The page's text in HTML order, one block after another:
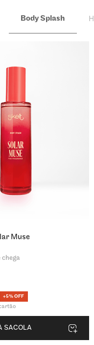
Body Splash
Muse
chega
+5% OFF
SACOLA